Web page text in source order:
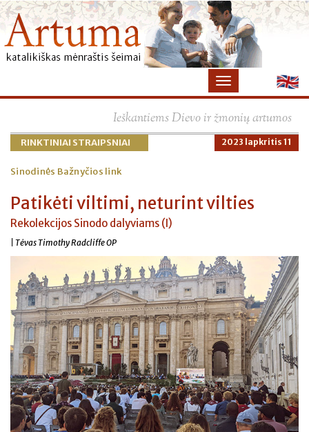
Ieškantiems Dievo ir žmonių artumos
RINKTINIAI STRAIPSNIAI 2023 lapkritis 11
Sinodinės Bažnyčios link
Patikėti viltimi, neturint vilties
Rekolekcijos Sinodo dalyviams (I)
| Tėvas Timothy Radcliffe OP